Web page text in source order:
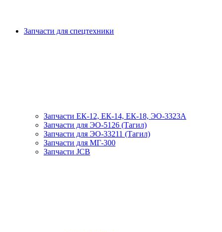
Запчасти для спецтехники
Запчасти ЕК-12, ЕК-14, ЕК-18, ЭО-3323А
Запчасти для ЭО-5126 (Тагил)
Запчасти для ЭО-33211 (Тагил)
Запчасти для МГ-300
Запчасти JCB